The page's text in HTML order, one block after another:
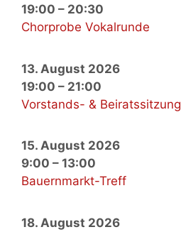
19:00 – 20:30
Chorprobe Vokalrunde
13. August 2026
19:00 – 21:00
Vorstands- & Beiratssitzung
15. August 2026
9:00 – 13:00
Bauernmarkt-Treff
18. August 2026